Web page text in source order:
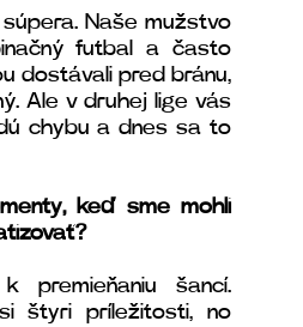
Naše mužstvo
futbal a často
dostávali pred bránu,
Ale v druhej lige vás
chybu a dnes sa to
keď sme mohli
premieňaniu šancí.
štyri príležitosti, no